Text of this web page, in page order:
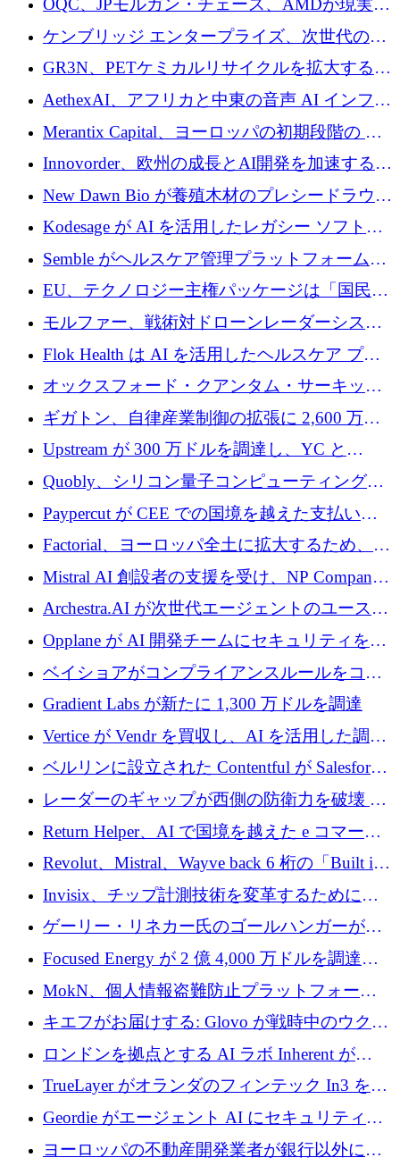
スが語る
OQC、JPモルガン・チェース、AMDが現実世
界のフィンテック・アプリケーションを探索
するためにQuantum-AIデータセンターを立ち
上げ
ケンブリッジ エンタープライズ、次世代のデ
ィープテック創設者向けにロンドンの出発点
を構築
GR3N、PETケミカルリサイクルを拡大するた
めにシリーズBで1,550万ユーロを調達
AethexAI、アフリカと中東の音声 AI インフラ
ストラクチャを構築するために 300 万ドルを
Merantix Capital、ヨーロッパの初期段階の AI
スタートアップ向けに 1 億 300 万ユーロのフ
ァンドを立ち上げる
Innovorder、欧州の成長とAI開発を加速するた
めに2,000万ユーロを確保
New Dawn Bio が養殖木材のプレシードラウン
ドで 210 万ユーロを調達
Kodesage が AI を活用したレガシー ソフトウ
ェアの最新化のために 660 万ドルを調達
Semble がヘルスケア管理プラットフォームを
拡大するためにシリーズ C で 3,000 万ポンド
EU、テクノロジー主権パッケージは「国民の
保護」に関するものだと発言
モルファー、戦術対ドローンレーダーシステ
ムを最前線に近づけるために150万ユーロを調
Flok Health は AI を活用したヘルスケア プラ
ットフォームの成長に 1,250 万ドルを投資
オックスフォード・クアンタム・サーキット
が「成人向け」2億6,000万ポンドの資金調達
ラウンドを獲得
ギガトン、自律産業制御の拡張に 2,600 万ド
ルを調達
Upstream が 300 万ドルを調達し、YC と
Xavier Niel が支援する共同 AI 受信箱を立ち上
げる
Quobly、シリコン量子コンピューティングの
商用化のためにシリーズ A で 1 億 1,500 万ユ
ーロを調達
Paypercut が CEE での国境を越えた支払いを
拡大するために 500 万ユーロを確保
Factorial、ヨーロッパ全土に拡大するため、25
億ドルの評価額で1億5,000万ドルのシリーズD
Mistral AI 創設者の支援を受け、NP Company
がエンジニアリング向け AI を推進するために
600 万ユーロのプレシードを確保
Archestra.AI が次世代エージェントのユースケ
ースを実現するために 1,000 万ドルを調達
Opplane が AI 開発チームにセキュリティをも
たらすために 450 万ユーロを調達
ベイショアがコンプライアンスルールをコー
ド化するために800万ドルを調達
Gradient Labs が新たに 1,300 万ドルを調達
Vertice が Vendr を買収し、AI を活用した調達
インテリジェンス プラットフォームを構築
ベルリンに設立された Contentful が Salesforce
に買収される
レーダーのギャップが西側の防衛力を破壊 —
そしてベルリンのチップスタートアップがそ
れを埋める
Return Helper、AI で国境を越えた e コマース
の返品を利益に変えるシリーズ A で 400 万ド
ルを調達
Revolut、Mistral、Wayve back 6 桁の「Built in
Europe」キャンペーン
Invisix、チップ計測技術を変革するために
2,000 万ユーロのシードラウンドを完了
ゲーリー・リネカー氏のゴールハンガーがVC
事業を開始
Focused Energy が 2 億 4,000 万ドルを調達、
TrueLayer が In3 を買収、ロンドンが首位の座
を奪還
MokN、個人情報盗難防止プラットフォーム
の成長のためにシリーズ A で 1,500 万ドルを
調達
キエフがお届けする: Glovo が戦時中のウクラ
イナで最も急速に成長する市場の 1 つをどの
ように拡大したか
ロンドンを拠点とする AI ラボ Inherent が
5,000 万ドルの資金調達でステルスから浮上
TrueLayer がオランダのフィンテック In3 を買
収、チェックアウト時にクレジットを提供
Geordie がエージェント AI にセキュリティと
ガバナンスをもたらすために 3,000 万ドルを
ヨーロッパの不動産開発業者が銀行以外にも